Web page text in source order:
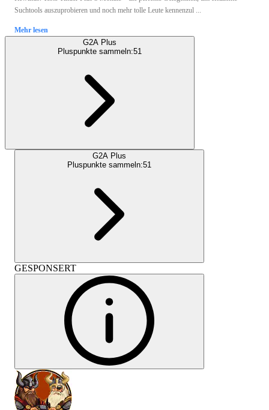
Suchtools auszuprobieren und noch mehr tolle Leute kennenzul ...
Mehr lesen
G2A Plus
Pluspunkte sammeln:51
G2A Plus
Pluspunkte sammeln:51
GESPONSERT